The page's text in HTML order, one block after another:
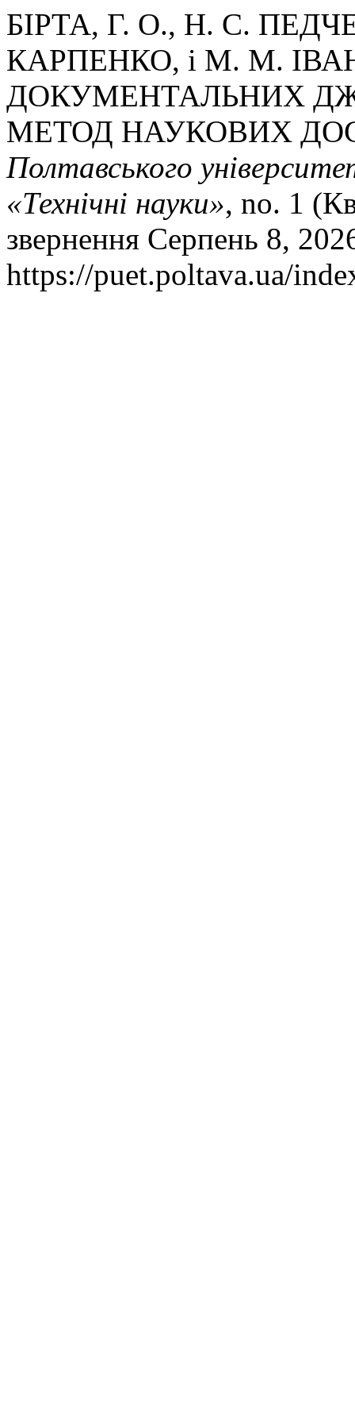
БІРТА, Г. О., Н. С.
КАРПЕНКО, і М. М.
ДОКУМЕНТАЛЬНИХ
МЕТОД НАУКОВИХ
Полтавського
«Технічні науки», no. 1
звернення Серпень 8,
https://puet.poltava.ua/